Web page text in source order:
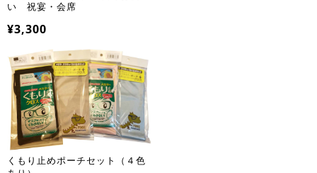
い 祝宴・会席
¥3,300
くもり止めポーチセット（４色